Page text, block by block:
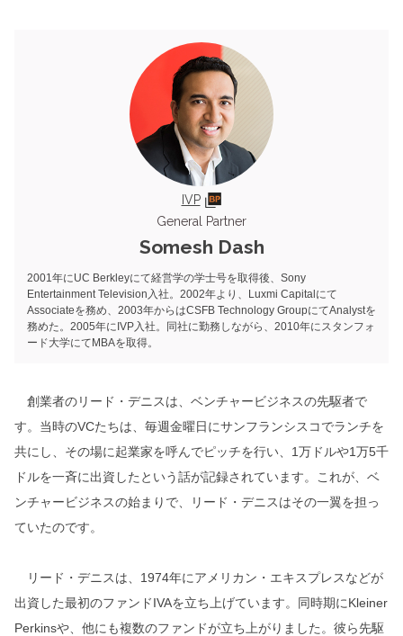
IVP
General Partner
Somesh Dash
2001年にUC Berkleyにて経営学の学士号を取得後、Sony
Entertainment Television入社。2002年より、Luxmi Capitalにて
Associateを務め、2003年からはCSFB Technology GroupにてAnalystを
務めた。2005年にIVP入社。同社に勤務しながら、2010年にスタンフォ
ード大学にてMBAを取得。
創業者のリード・デニスは、ベンチャービジネスの先駆者で
す。当時のVCたちは、毎週金曜日にサンフランシスコでランチを
共にし、その場に起業家を呼んでピッチを行い、1万ドルや1万5千
ドルを一斉に出資したという話が記録されています。これが、ベ
ンチャービジネスの始まりで、リード・デニスはその一翼を担っ
ていたのです。
リード・デニスは、1974年にアメリカン・エキスプレスなどが
出資した最初のファンドIVAを立ち上げています。同時期にKleiner
Perkinsや、他にも複数のファンドが立ち上がりました。彼ら先駆